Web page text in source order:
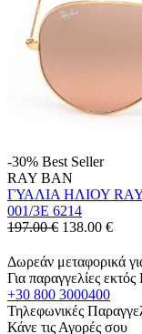
-30% Best Seller
RAY BAN
ΓΥΑΛΙΑ ΗΛΙΟΥ RAY
001/3E 6214
197.00 € 138.00 €
Δωρεάν μεταφορικά
Για παραγγελίες
+30 800 3000400
Τηλεφωνικές
Κάνε τις Αγορές σου